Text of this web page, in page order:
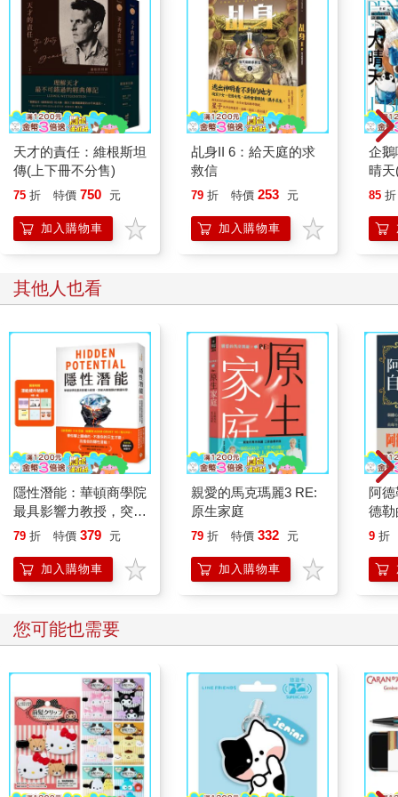
天才的責任：維根斯坦
傳(上下冊不分售)
75 折 特價 750 元
加入購物車
乩身II 6：給天庭的求
救信
79 折 特價 253 元
加入購物車
企
晴天
「
85 折
其他人也看
隱性潛能：華頓商學院
最具影響力教授，突破
天賦極限的實證科學
79 折 特價 379 元
加入購物車
親愛的馬克瑪麗3 RE:
原生家庭
79 折 特價 332 元
加入購物車
阿
德
德
9 折
您可能也需要